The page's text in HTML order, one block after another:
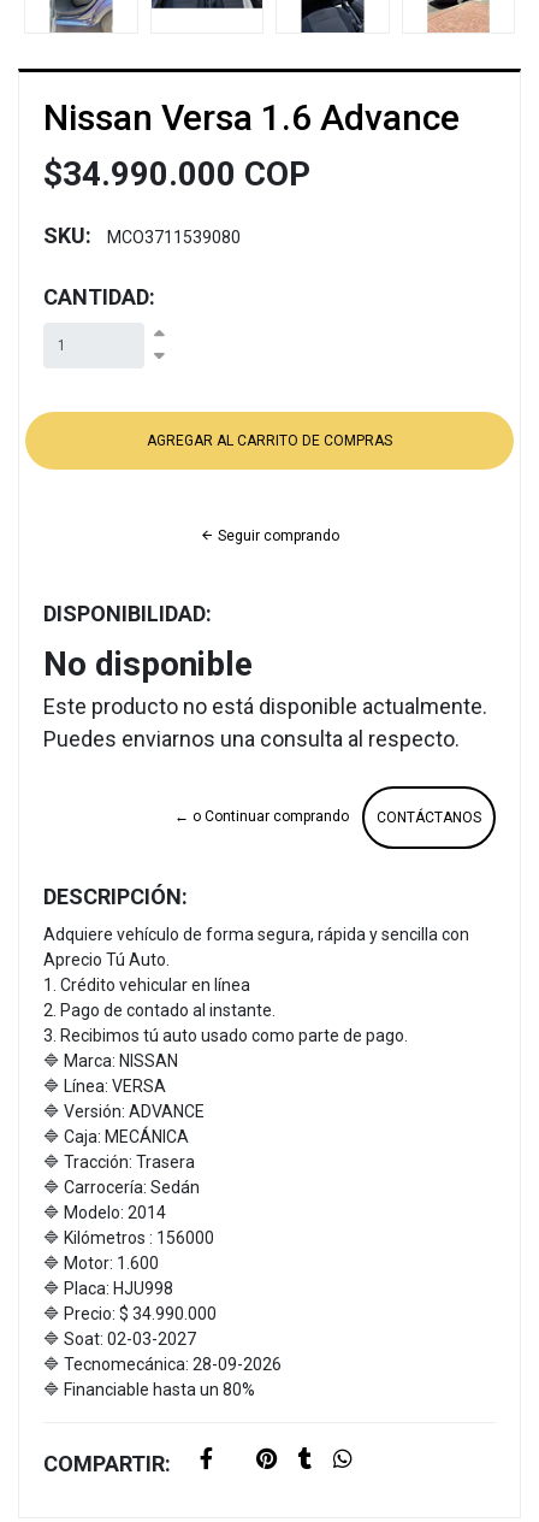
Nissan Versa 1.6 Advance
$34.990.000 COP
SKU: MCO3711539080
CANTIDAD:
Seguir comprando
DISPONIBILIDAD:
No disponible
Este producto no está disponible actualmente.
Puedes enviarnos una consulta al respecto.
CONTÁCTANOS
← o Continuar comprando
DESCRIPCIÓN:
Adquiere vehículo de forma segura, rápida y sencilla con
Aprecio Tú Auto.
1. Crédito vehicular en línea
2. Pago de contado al instante.
3. Recibimos tú auto usado como parte de pago.
🔷 Marca: NISSAN
🔷 Línea: VERSA
🔷 Versión: ADVANCE
🔷 Caja: MECÁNICA
🔷 Tracción: Trasera
🔷 Carrocería: Sedán
🔷 Modelo: 2014
🔷 Kilómetros : 156000
🔷 Motor: 1.600
🔷 Placa: HJU998
🔷 Precio: $ 34.990.000
🔷 Soat: 02-03-2027
🔷 Tecnomecánica: 28-09-2026
🔷 Financiable hasta un 80%
COMPARTIR: